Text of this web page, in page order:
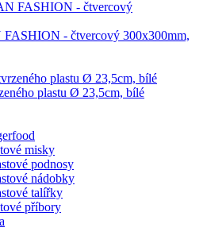
FASHION - čtvercový 300x300mm,
plastu Ø 23,5cm, bílé
misky
podnosy
nádobky
talířky
příbory